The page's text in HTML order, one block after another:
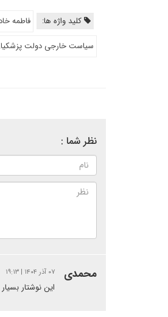
کلید واژه ها: فاطمه
سیاست خارجی دولت
نظر شما :
محمدی ۰۷ آذر ۱۴۰۴ | ۱۹:۱۳
این نوشتار